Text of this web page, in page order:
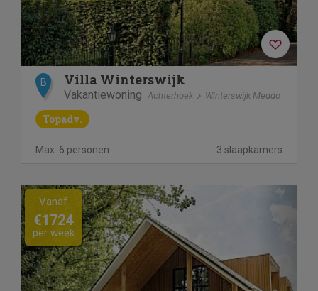
B Villa Winterswijk
Vakantiewoning Achterhoek Winterswijk Meddo
Topadv.
Max. 6 personen 3 slaapkamers
Previous
Vanaf
€1724
per week